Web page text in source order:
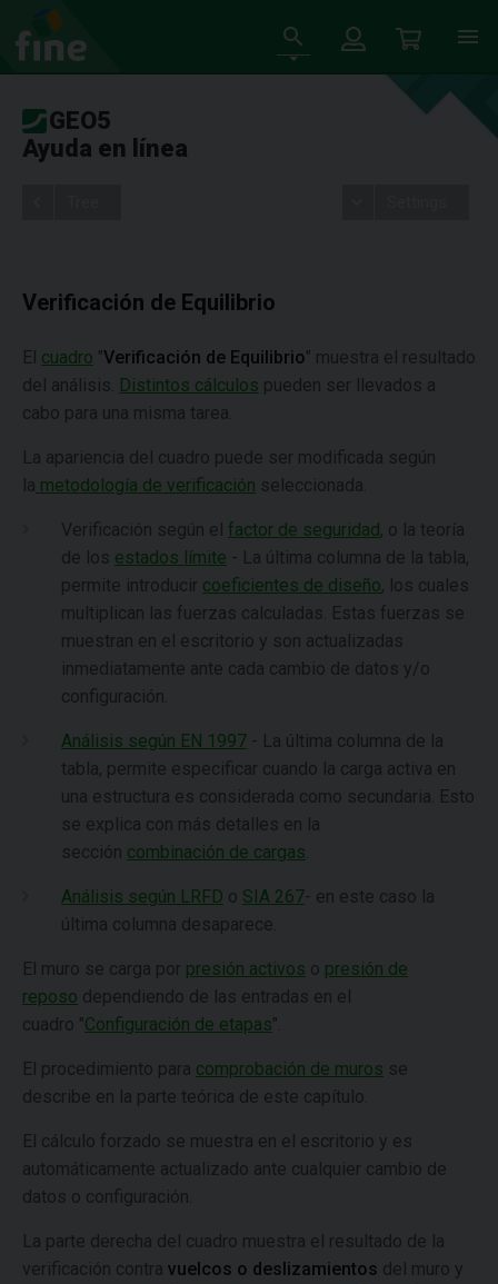
GEO5
Ayuda en línea
Verificación de Equilibrio
El cuadro "Verificación de Equilibrio" muestra el resultado
del análisis. Distintos cálculos pueden ser llevados a
cabo para una misma tarea.
La apariencia del cuadro puede ser modificada según
la metodología de verificación seleccionada.
Verificación según el factor de seguridad, o la teoría
de los estados límite - La última columna de la tabla,
permite introducir coeficientes de diseño, los cuales
multiplican las fuerzas calculadas. Estas fuerzas se
muestran en el escritorio y son actualizadas
inmediatamente ante cada cambio de datos y/o
configuración.
Análisis según EN 1997 - La última columna de la
tabla, permite especificar cuando la carga activa en
una estructura es considerada como secundaria. Esto
se explica con más detalles en la
sección combinación de cargas
Análisis según LRFD o SIA 267- en este caso la
última columna desaparece.
El muro se carga por presión activos o presión de
reposo dependiendo de las entradas en el
cuadro "Configuración de etapas".
El procedimiento para comprobación de muros se
describe en la parte teórica de este capítulo.
El cálculo forzado se muestra en el escritorio y es
automáticamente actualizado ante cualquier cambio de
datos o configuración.
La parte derecha del cuadro muestra el resultado de la
verificación contra vuelcos o deslizamientos del muro y